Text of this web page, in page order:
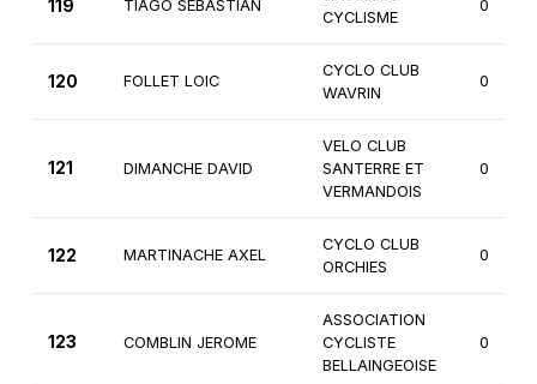
119 TIAGO SEBASTIAN
CYCLISME
0
120 FOLLET LOIC
CYCLO CLUB
WAVRIN
0
121 DIMANCHE DAVID
VELO CLUB
SANTERRE ET
VERMANDOIS
0
122 MARTINACHE AXEL
CYCLO CLUB
ORCHIES
0
123 COMBLIN JEROME
ASSOCIATION
CYCLISTE
BELLAINGEOISE
0